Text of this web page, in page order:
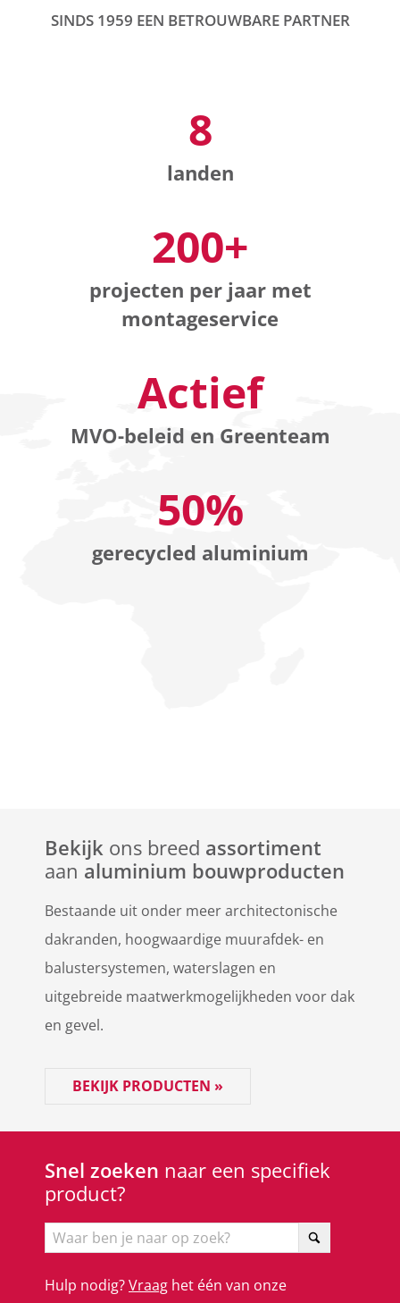
SINDS 1959 EEN BETROUWBARE PARTNER
8
landen
200+
projecten per jaar met
montageservice
Actief
MVO-beleid en Greenteam
50%
gerecycled aluminium
Bekijk ons breed assortiment
aan aluminium bouwproducten
Bestaande uit onder meer architectonische
dakranden, hoogwaardige muurafdek- en
balustersystemen, waterslagen en
uitgebreide maatwerkmogelijkheden voor dak
en gevel.
BEKIJK PRODUCTEN »
Snel zoeken naar een specifiek
product?
Hulp nodig?Vraag het één van onze